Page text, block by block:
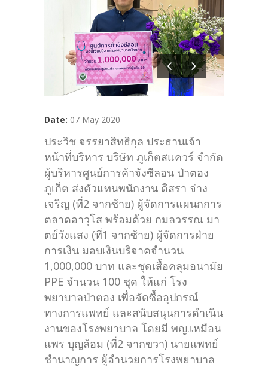
Date: 07 May 2020
ประวิช จรรยาสิทธิกุล ประธานเจ้า
หน้าที่บริหาร บริษัท ภูเก็ตสแควร์ จำกัด
ผู้บริหารศูนย์การค้าจังซีลอน ป่าตอง
ภูเก็ต ส่งตัวแทนพนักงาน ดิสรา จ่าง
เจริญ (ที่2 จากซ้าย) ผู้จัดการแผนกการ
ตลาดอาวุโส พร้อมด้วย กมลวรรณ มา
ตย์วังแสง (ที่1 จากซ้าย) ผู้จัดการฝ่าย
การเงิน มอบเงินบริจาคจำนวน
1,000,000 บาท และชุดเสื้อคลุมอนามัย
PPE จำนวน 100 ชุด ให้แก่ โรง
พยาบาลป่าตอง เพื่อจัดซื้ออุปกรณ์
ทางการแพทย์ และสนับสนุนการดำเนิน
งานของโรงพยาบาล โดยมี พญ.เหมือน
แพร บุญล้อม (ที่2 จากขวา) นายแพทย์
ชำนาญการ ผู้อำนวยการโรงพยาบาล